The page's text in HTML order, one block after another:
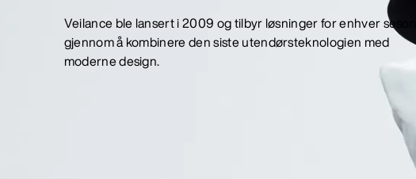
Veilance ble lansert i 2009 og tilbyr løsninger for enhver sesong
gjennom å kombinere den siste utendørsteknologien med
moderne design.